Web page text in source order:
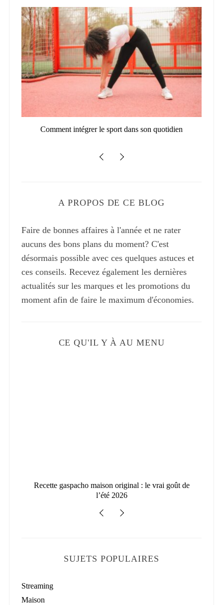
Comment intégrer le sport dans son quotidien
A PROPOS DE CE BLOG
Faire de bonnes affaires à l'année et ne rater
aucuns des bons plans du moment? C'est
désormais possible avec ces quelques astuces et
ces conseils. Recevez également les dernières
actualités sur les marques et les promotions du
moment afin de faire le maximum d'économies.
CE QU'IL Y À AU MENU
Recette gaspacho maison original : le vrai goût de
l’été 2026
SUJETS POPULAIRES
Streaming
Maison